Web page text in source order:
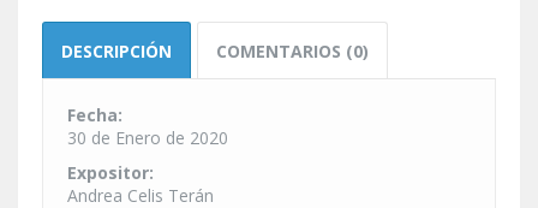
DESCRIPCIÓN COMENTARIOS (0)
Fecha:
30 de Enero de 2020
Expositor:
Andrea Celis Terán